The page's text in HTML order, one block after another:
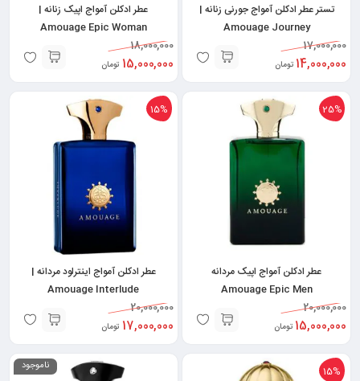
تستر عطر ادکلن آمواج جورنی زنانه |
Amouage Journey
17,000,000
14,000,000 تومان
عطر ادکلن آمواج اپیک زنانه |
Amouage Epic Woman
18,000,000
15,000,000 تومان
25%
عطر ادکلن آمواج اپیک مردانه
Amouage Epic Men
20,000,000
15,000,000 تومان
15%
عطر ادکلن آمواج اینترلود مردانه |
Amouage Interlude
20,000,000
17,000,000 تومان
15% ناموجود